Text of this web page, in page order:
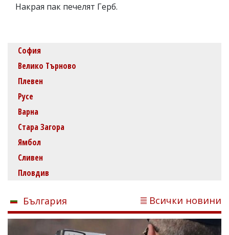
Накрая пак печелят Герб.
София
Велико Търново
Плевен
Русе
Варна
Стара Загора
Ямбол
Сливен
Пловдив
България Всички новини